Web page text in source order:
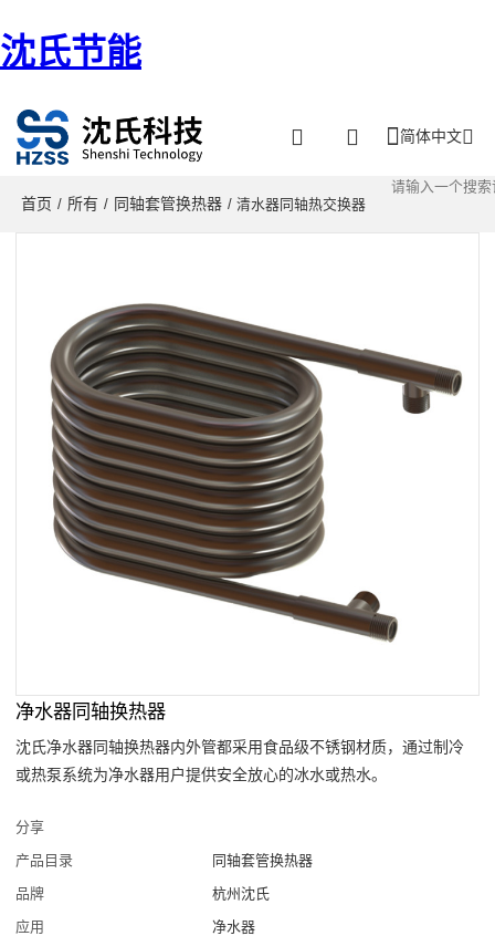
沈氏节能
简体中文
首页 / 所有 / 同轴套管换热器 / 清水器同轴热交换器
净水器同轴换热器
沈氏净水器同轴换热器内外管都采用食品级不锈钢材质，通过制冷
或热泵系统为净水器用户提供安全放心的冰水或热水。
分享
产品目录
同轴套管换热器
品牌
杭州沈氏
应用
净水器